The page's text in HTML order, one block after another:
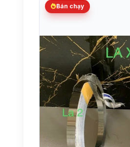
Bán chạy